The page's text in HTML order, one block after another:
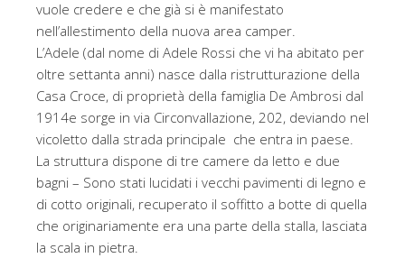
vuole credere e che già si è manifestato
nell’allestimento della nuova area camper.
L’Adele (dal nome di Adele Rossi che vi ha abitato per
oltre settanta anni) nasce dalla ristrutturazione della
Casa Croce, di proprietà della famiglia De Ambrosi dal
1914e sorge in via Circonvallazione, 202, deviando nel
vicoletto dalla strada principale che entra in paese.
La struttura dispone di tre camere da letto e due
bagni – Sono stati lucidati i vecchi pavimenti di legno e
di cotto originali, recuperato il soffitto a botte di quella
che originariamente era una parte della stalla, lasciata
la scala in pietra.